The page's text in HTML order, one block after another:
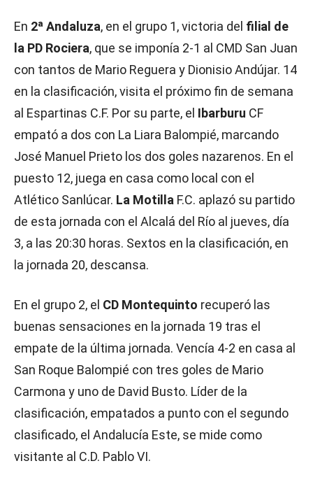
En 2ª Andaluza, en el grupo 1, victoria del filial de
la PD Rociera, que se imponía 2-1 al CMD San Juan
con tantos de Mario Reguera y Dionisio Andújar. 14
en la clasificación, visita el próximo fin de semana
al Espartinas C.F. Por su parte, el Ibarburu CF
empató a dos con La Liara Balompié, marcando
José Manuel Prieto los dos goles nazarenos. En el
puesto 12, juega en casa como local con el
Atlético Sanlúcar. La Motilla F.C. aplazó su partido
de esta jornada con el Alcalá del Río al jueves, día
3, a las 20:30 horas. Sextos en la clasificación, en
la jornada 20, descansa.
En el grupo 2, el CD Montequinto recuperó las
buenas sensaciones en la jornada 19 tras el
empate de la última jornada. Vencía 4-2 en casa al
San Roque Balompié con tres goles de Mario
Carmona y uno de David Busto. Líder de la
clasificación, empatados a punto con el segundo
clasificado, el Andalucía Este, se mide como
visitante al C.D. Pablo VI.